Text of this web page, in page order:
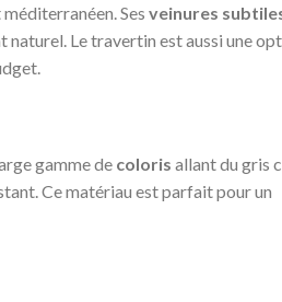
Ses veinures
naturel. Le travertin est aussi une
gamme de coloris allant du gris
Ce matériau est parfait pour un